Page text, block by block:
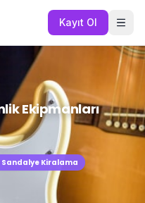
Kayıt Ol
Ekipmanları
Sandalye Kiralama